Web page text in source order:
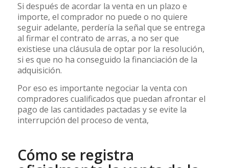
Si después de acordar la venta en un plazo e
importe, el comprador no puede o no quiere
seguir adelante, perdería la señal que se entrega
al firmar el contrato de arras, a no ser que
existiese una cláusula de optar por la resolución,
si es que no ha conseguido la financiación de la
adquisición.
Por eso es importante negociar la venta con
compradores cualificados que puedan afrontar el
pago de las cantidades pactadas y se evite la
interrupción del proceso de venta,
Cómo se registra